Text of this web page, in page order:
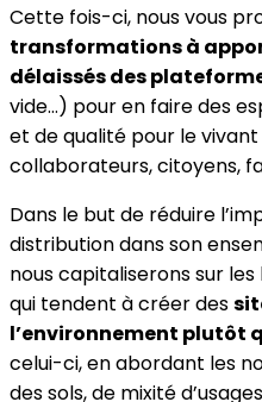
Cette fois-ci, nous vous
transformations à
délaissés des
vide…) pour en faire des
et de qualité pour le
collaborateurs, citoyens,
Dans le but de réduire
distribution dans son
nous capitaliserons sur
qui tendent à créer des
l’environnement plutôt
celui-ci, en abordant les
des sols, de mixité